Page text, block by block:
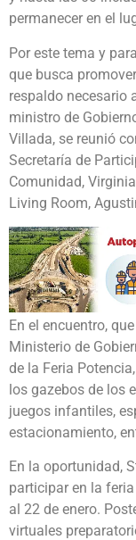
permanecer en el
Por este tema y
que busca
respaldo necesario
ministro de
Villada, se reunió
Secretaría de
Comunidad,
Living Room,
En el encuentro,
Ministerio de
de la Feria
los gazebos de los
juegos infantiles,
estacionamiento,
En la oportunidad,
participar en la
al 22 de enero.
virtuales